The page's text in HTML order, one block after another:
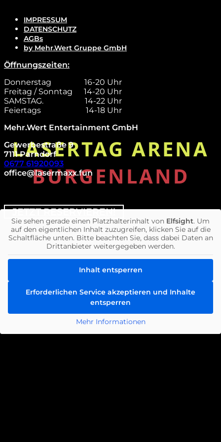
IMPRESSUM
DATENSCHUTZ
AGBs
by Mehr.Wert Gruppe GmbH
Öffnungszeiten:
Donnerstag
Freitag / Sonntag
SAMSTAG.
Feiertags
16-20 Uhr
14-20 Uhr
14-22 Uhr
14-18 Uhr
Mehr.Wert Entertainment GmbH
Gewerbestraße 9
7111 Parndorf
0677 61920093
office@lasermaxx.fun
Sie sehen gerade einen Platzhalterinhalt von Elfsight. Um
auf den eigentlichen Inhalt zuzugreifen, klicken Sie auf die
Schaltfläche unten. Bitte beachten Sie, dass dabei Daten an
Drittanbieter weitergegeben werden.
Inhalt entsperren
Erforderlichen Service akzeptieren und Inhalte
entsperren
Mehr Informationen